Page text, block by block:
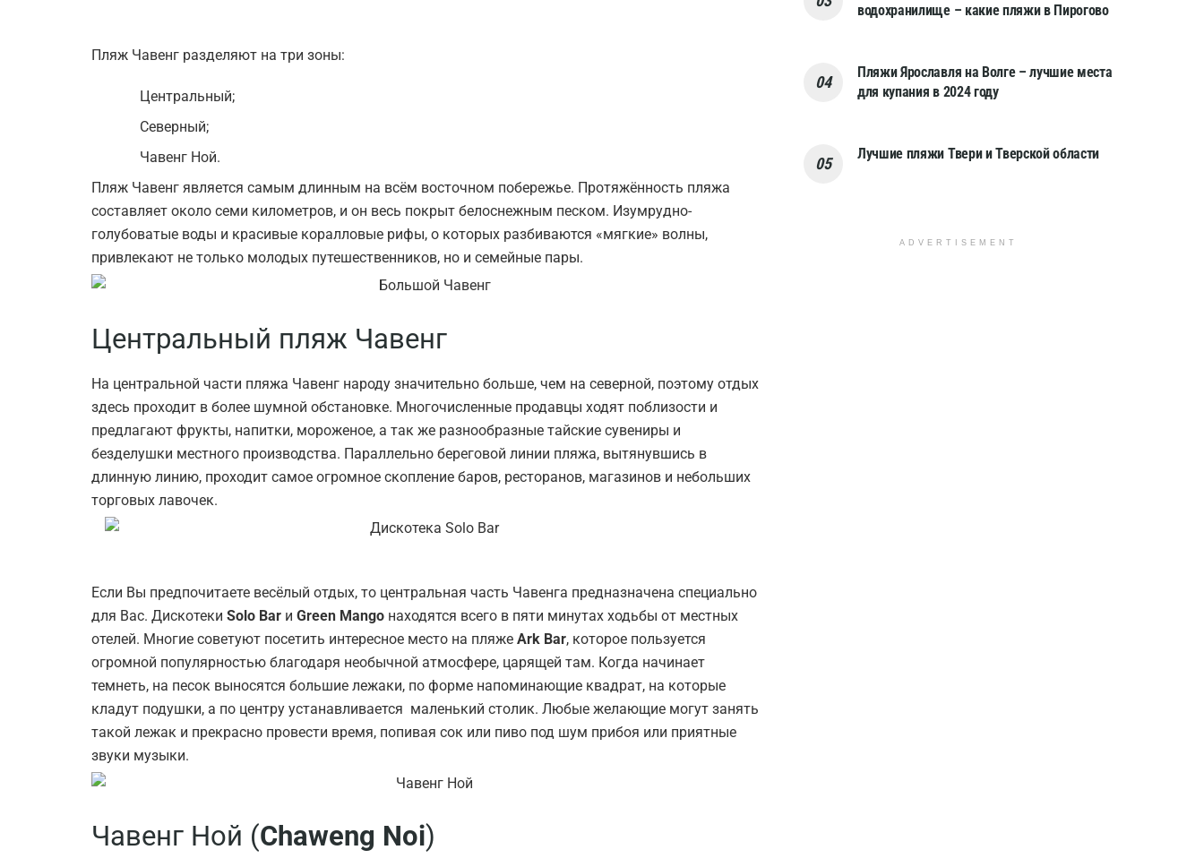
Пляж Чавенг разделяют на три зоны:
Центральный;
Северный;
Чавенг Ной.
Пляж Чавенг является самым длинным на всём восточном побережье. Протяжённость пляжа
составляет около семи километров, и он весь покрыт белоснежным песком. Изумрудно-
голубоватые воды и красивые коралловые рифы, о которых разбиваются «мягкие» волны,
привлекают не только молодых путешественников, но и семейные пары.
Центральный пляж Чавенг
На центральной части пляжа Чавенг народу значительно больше, чем на северной, поэтому отдых
здесь проходит в более шумной обстановке. Многочисленные продавцы ходят поблизости и
предлагают фрукты, напитки, мороженое, а так же разнообразные тайские сувениры и
безделушки местного производства. Параллельно береговой линии пляжа, вытянувшись в
длинную линию, проходит самое огромное скопление баров, ресторанов, магазинов и небольших
торговых лавочек.
Если Вы предпочитаете весёлый отдых, то центральная часть Чавенга предназначена специально
для Вас. Дискотеки Solo Bar и Green Mango находятся всего в пяти минутах ходьбы от местных
отелей. Многие советуют посетить интересное место на пляже Ark Bar, которое пользуется
огромной популярностью благодаря необычной атмосфере, царящей там. Когда начинает
темнеть, на песок выносятся большие лежаки, по форме напоминающие квадрат, на которые
кладут подушки, а по центру устанавливается маленький столик. Любые желающие могут занять
такой лежак и прекрасно провести время, попивая сок или пиво под шум прибоя или приятные
звуки музыки.
Чавенг Ной (Chaweng Noi)
водохранилище – какие пляжи в Пирогово
Пляжи Ярославля на Волге – лучшие места
для купания в 2024 году
Лучшие пляжи Твери и Тверской области
ADVERTISEMENT